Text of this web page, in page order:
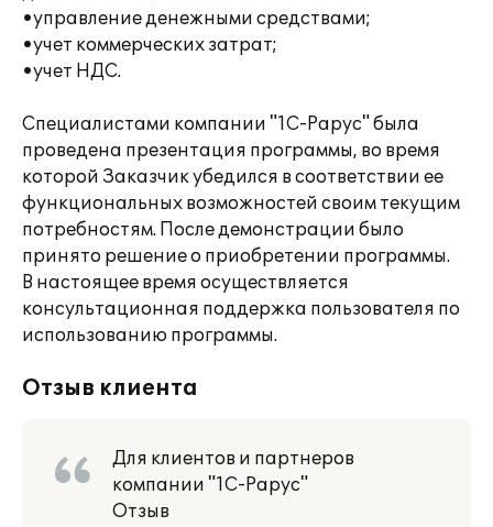
•управление денежными средствами;
•учет коммерческих затрат;
•учет НДС.
Специалистами компании "1С-Рарус" была
проведена презентация программы, во время
которой Заказчик убедился в соответствии ее
функциональных возможностей своим текущим
потребностям. После демонстрации было
принято решение о приобретении программы.
В настоящее время осуществляется
консультационная поддержка пользователя по
использованию программы.
Отзыв клиента
Для клиентов и партнеров
компании "1С-Рарус"
Отзыв